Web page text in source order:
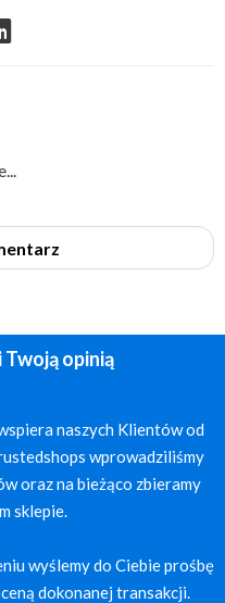
Twoją opinią
naszych Klientów od
wprowadziliśmy
oraz na bieżąco zbieramy
sklepie.
wyślemy do Ciebie prośbę
dokonanej transakcji.